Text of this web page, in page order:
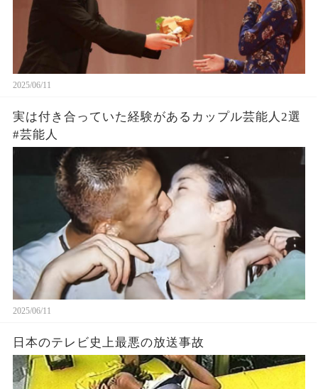
2025/06/11
実は付き合っていた経験があるカップル芸能人2選
#芸能人
2025/06/11
日本のテレビ史上最悪の放送事故